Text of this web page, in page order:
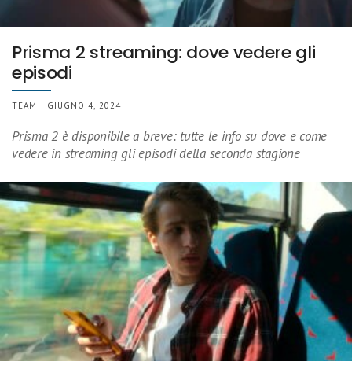
Prisma 2 streaming: dove vedere gli
episodi
TEAM | GIUGNO 4, 2024
Prisma 2 è disponibile a breve: tutte le info su dove e come
vedere in streaming gli episodi della seconda stagione